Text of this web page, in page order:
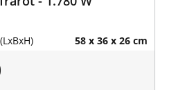
58 x 36 x 26 cm